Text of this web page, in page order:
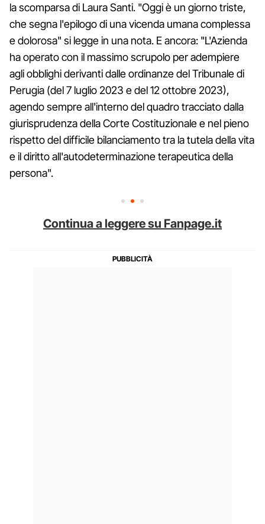
la scomparsa di Laura Santi. "Oggi è un giorno triste,
che segna l'epilogo di una vicenda umana complessa
e dolorosa" si legge in una nota. E ancora: "L'Azienda
ha operato con il massimo scrupolo per adempiere
agli obblighi derivanti dalle ordinanze del Tribunale di
Perugia (del 7 luglio 2023 e del 12 ottobre 2023),
agendo sempre all'interno del quadro tracciato dalla
giurisprudenza della Corte Costituzionale e nel pieno
rispetto del difficile bilanciamento tra la tutela della vita
e il diritto all'autodeterminazione terapeutica della
persona".
Continua a leggere su Fanpage.it